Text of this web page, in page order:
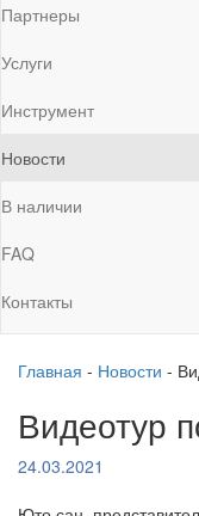
Партнеры
Услуги
Инструмент
Новости
В наличии
FAQ
Контакты
Главная - Новости -
Видеотур
24.03.2021